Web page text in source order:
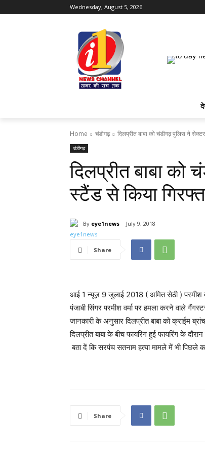
Wednesday, August 5, 2026
Home चंडीगढ़ दिलप्रीत बाबा को चंडीगढ़ पुलिस ने
चंडीगढ़
दिलप्रीत बाबा
स्टैंड से किया
By eye1news July 9, 2018
Share
आई 1 न्यूज़ 9 जुलाई 2018 ( अमित सेठी ) परमीश
पंजाबी सिंगर परमीश वर्मा पर हमला करने वाले
जानकारी के अनुसार दिलप्रीत बाबा को क्राईम
दिलप्रीत बाबा के बीच फायरिंग हुई फायरिंग के
बता दें कि सरपंच सतनाम हत्या मामले में भी पिछले
Share